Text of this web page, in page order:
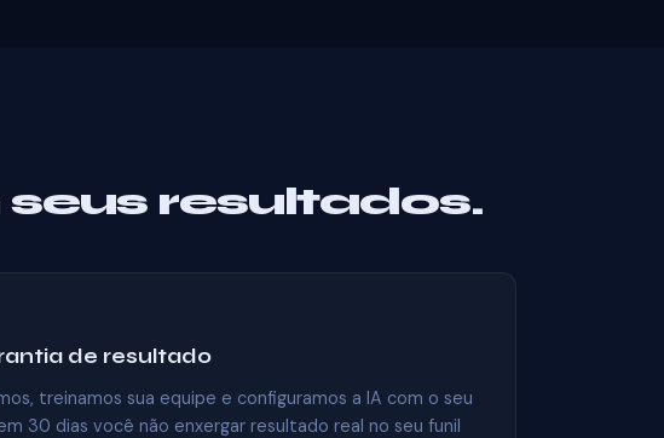
resultados.
de resultado
treinamos sua equipe e configuramos a IA com o seu
30 dias você não enxergar resultado real no seu funil